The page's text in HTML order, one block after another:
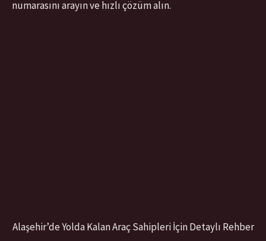
numarasını arayın ve hızlı çözüm alın.
Alaşehir’de Yolda Kalan Araç Sahipleri İçin Detaylı Rehber